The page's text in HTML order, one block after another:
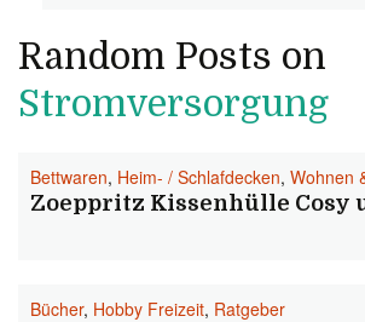
Random Posts on
Stromversorgung
Bettwaren, Heim- / Schlafdecken, Wohnen
Zoeppritz Kissenhülle Cosy
Bücher, Hobby Freizeit, Ratgeber